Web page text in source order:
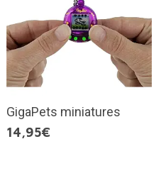
GigaPets miniatures
14,95€